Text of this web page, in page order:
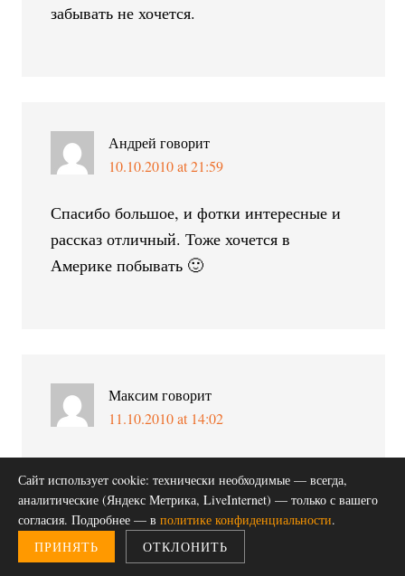
забывать не хочется.
Андрей говорит
10.10.2010 at 21:59
Спасибо большое, и фотки интересные и
рассказ отличный. Тоже хочется в
Америке побывать 🙂
Максим говорит
11.10.2010 at 14:02
"..в скором времени планирую подробно
написать о том, почему я вернулся из
Америки в Россию, прожив там 4 года, и о
том, где я был 11 сентября 2001 года."
Жду с нетерпением.
Сайт использует cookie: технически необходимые — всегда,
аналитические (Яндекс Метрика, LiveInternet) — только с вашего
согласия. Подробнее — в политике конфиденциальности.
ПРИНЯТЬ
ОТКЛОНИТЬ